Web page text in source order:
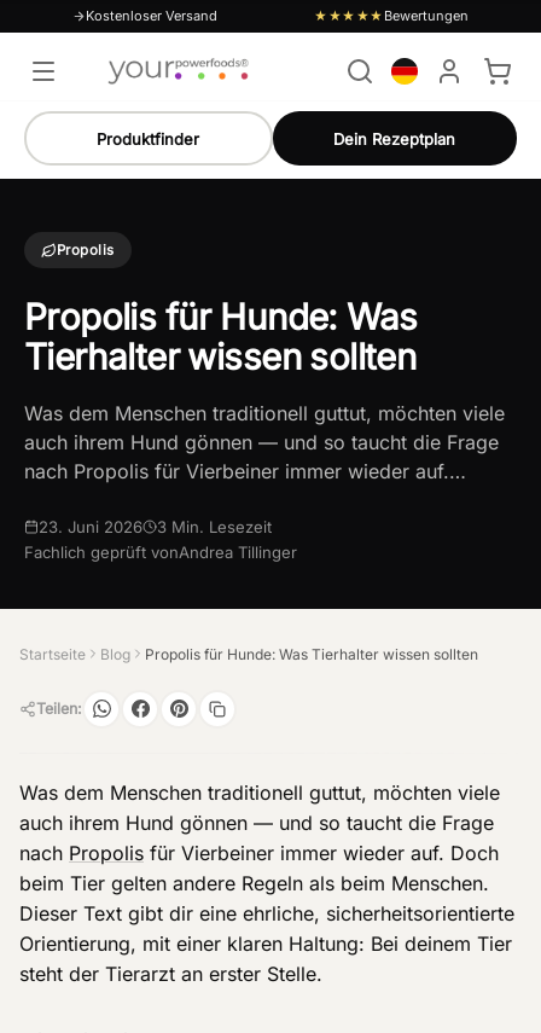
Kostenloser Versand ★★★★★ Bewertungen
Produktfinder Dein Rezeptplan
Propolis
Propolis für Hunde: Was
Tierhalter wissen sollten
Was dem Menschen traditionell guttut, möchten viele
auch ihrem Hund gönnen — und so taucht die Frage
nach Propolis für Vierbeiner immer wieder auf.…
23. Juni 2026 3 Min. Lesezeit
Fachlich geprüft vonAndrea Tillinger
Startseite Blog Propolis für Hunde: Was Tierhalter wissen sollten
Teilen:
Was dem Menschen traditionell guttut, möchten viele
auch ihrem Hund gönnen — und so taucht die Frage
nach Propolis für Vierbeiner immer wieder auf. Doch
beim Tier gelten andere Regeln als beim Menschen.
Dieser Text gibt dir eine ehrliche, sicherheitsorientierte
Orientierung, mit einer klaren Haltung: Bei deinem Tier
steht der Tierarzt an erster Stelle.